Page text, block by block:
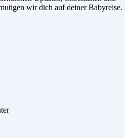
wir dich auf deiner Babyreise.